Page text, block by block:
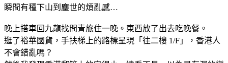
瞬間有種下山到塵世的煩亂感…
晚上搭車回九龍找間青旅住一晚。東西放了出去吃晚餐。
逛了裕華國貨，手扶梯上的路標呈現「往二樓 1/F」，香港人
不會錯亂嗎？